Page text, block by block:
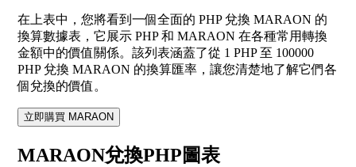
在上表中，您將看到一個全面的 PHP 兌換 MARAON 的
換算數據表，它展示 PHP 和 MARAON 在各種常用轉換
金額中的價值關係。該列表涵蓋了從 1 PHP 至 100000
PHP 兌換 MARAON 的換算匯率，讓您清楚地了解它們各
個兌換的價值。
立即購買 MARAON
MARAON兌換PHP圖表